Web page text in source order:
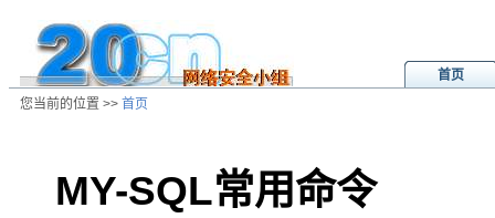
首页
您当前的位置 >> 首页
MY-SQL常用命令